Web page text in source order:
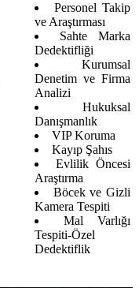
Personel Takip
ve Araştırması
Sahte Marka
Dedektifliği
Kurumsal
Denetim ve Firma
Analizi
Hukuksal
Danışmanlık
VIP Koruma
Kayıp Şahıs
Evlilik Öncesi
Araştırma
Böcek ve Gizli
Kamera Tespiti
Mal Varlığı
Tespiti-Özel
Dedektiflik